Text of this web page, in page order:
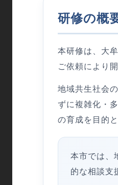
研修の概
本研修は、大
ご依頼により
地域共生社会
ずに複雑化・
の育成を目的
本市では、
的な相談支